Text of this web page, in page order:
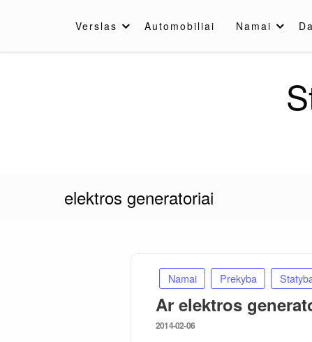
Verslas Automobiliai Namai
elektros generatoriai
Namai Prekyba
Ar elektros
Posted
2014-02-06